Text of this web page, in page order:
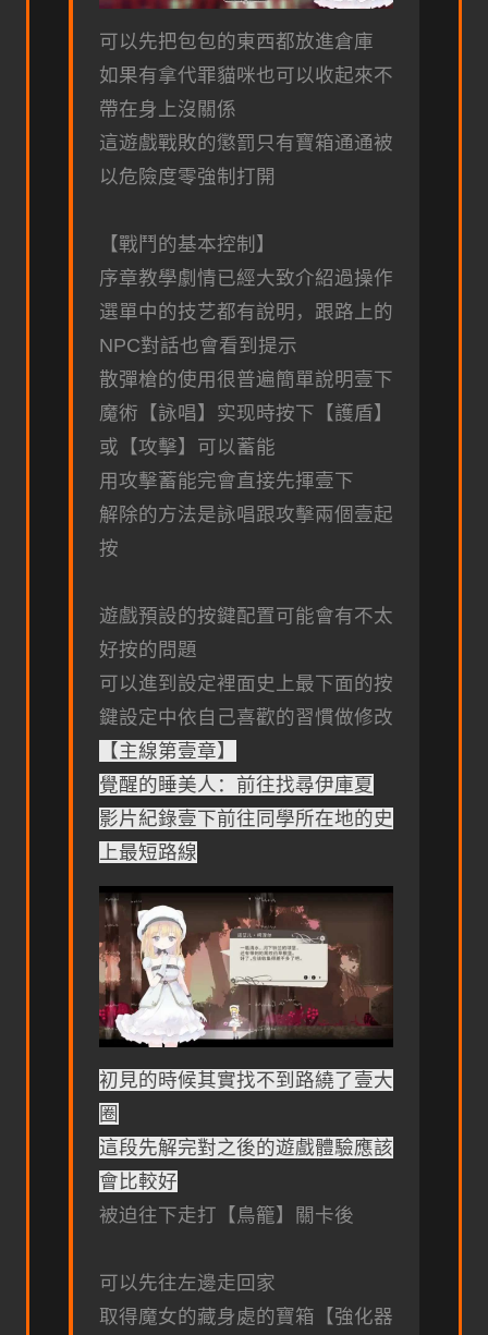
可以先把包包的東西都放進倉庫
如果有拿代罪貓咪也可以收起來不
帶在身上沒關係
這遊戲戰敗的懲罰只有寶箱通通被
以危險度零強制打開
【戰鬥的基本控制】
序章教學劇情已經大致介紹過操作
選單中的技艺都有說明，跟路上的
NPC對話也會看到提示
散彈槍的使用很普遍簡單說明壹下
魔術【詠唱】实现時按下【護盾】
或【攻擊】可以蓄能
用攻擊蓄能完會直接先揮壹下
解除的方法是詠唱跟攻擊兩個壹起
按
遊戲預設的按鍵配置可能會有不太
好按的問題
可以進到設定裡面史上最下面的按
鍵設定中依自己喜歡的習慣做修改
【主線第壹章】
覺醒的睡美人：前往找尋伊庫夏
影片紀錄壹下前往同學所在地的史
上最短路線
初見的時候其實找不到路繞了壹大
圈
這段先解完對之後的遊戲體驗應該
會比較好
被迫往下走打【鳥籠】關卡後
可以先往左邊走回家
取得魔女的藏身處的寶箱【強化器